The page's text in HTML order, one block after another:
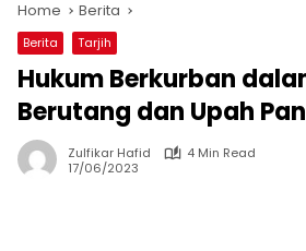
Home Berita
Berita Tarjih
Hukum Berkurban
Berutang dan Upah
Zulfikar Hafid
4 Min Read
17/06/2023